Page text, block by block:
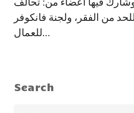
2024)
من الفقر، ولجنة فانكوفر
Search